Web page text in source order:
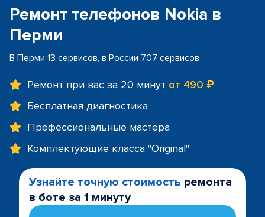
Ремонт телефонов Nokia в
Перми
В Перми 13 сервисов, в России 707 сервисов
Ремонт при вас за 20 минут от 490 ₽
Бесплатная диагностика
Профессиональные мастера
Комплектующие класса "Original"
Узнайте точную стоимость ремонта
в боте за 1 минуту